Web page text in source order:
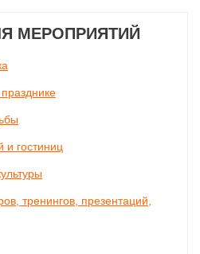
МЕРОПРИЯТИЙ
и гостиниц
тренингов, презентаций,